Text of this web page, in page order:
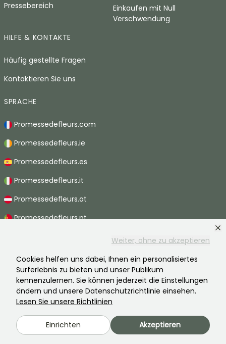
Weiter, ohne zu akzeptieren
Cookies helfen uns dabei, Ihnen ein personalisiertes
Surferlebnis zu bieten und unser Publikum
kennenzulernen. Sie können jederzeit die Einstellungen
ändern und unsere Datenschutzrichtlinie einsehen.
Lesen Sie unsere Richtlinien
Einrichten Akzeptieren
Pressebereich
Einkaufen mit Null
Verschwendung
HILFE & KONTAKTE
Häufig gestellte Fragen
Kontaktieren Sie uns
SPRACHE
Promessedefleurs.com
Promessedefleurs.ie
Promessedefleurs.es
Promessedefleurs.it
Promessedefleurs.at
Promessedefleurs.pt
Promessedefleurs.be
Promessedefleurs.ch
2026 ©Promesse de fleurs - Alle Rechte vorbehalten.
Rechtliche Hinweise
-Datenschutzbestimmungen